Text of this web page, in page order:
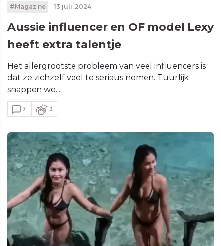
#Magazine 13 juli, 2024
Aussie influencer en OF model Lexy
heeft extra talentje
Het allergrootste probleem van veel influencers is
dat ze zichzelf veel te serieus nemen. Tuurlijk
snappen we...
7 3